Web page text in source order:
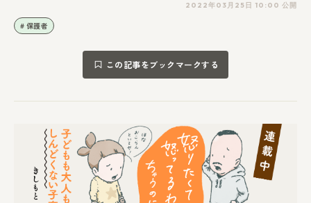
2022年03月25日 10:00 公開
保護者
この記事をブックマークする